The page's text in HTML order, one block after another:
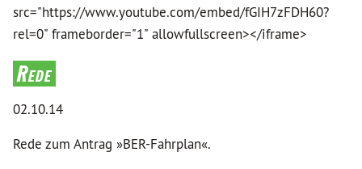
src="https://www.youtube.com/embed/fGIH7zFDH60?
rel=0" frameborder="1" allowfullscreen></iframe>
Rede
02.10.14
Rede zum Antrag »BER-Fahrplan«.